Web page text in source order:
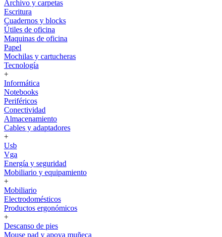
Archivo y carpetas
Escritura
Cuadernos y blocks
Útiles de oficina
Maquinas de oficina
Papel
Mochilas y cartucheras
Tecnología
+
Informática
Notebooks
Periféricos
Conectividad
Almacenamiento
Cables y adaptadores
+
Usb
Vga
Energía y seguridad
Mobiliario y equipamiento
+
Mobiliario
Electrodomésticos
Productos ergonómicos
+
Descanso de pies
Mouse pad y apoya muñeca